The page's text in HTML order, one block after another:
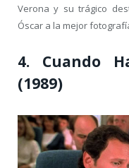
Verona y su trágico
Óscar a la mejor
4. Cuando
(1989)